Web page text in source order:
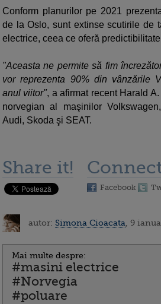
Conform planurilor pe 2021
de la Oslo, sunt extinse scutirile de
electrice, ceea ce oferă
"Aceasta ne permite să fim
vor reprezenta 90% din vânzările
anul viitor", a afirmat recent Harald
norvegian al maşinilor
Audi, Skoda şi SEAT.
Share it!
Facebook
autor: Simona Cioacata , 9
Mai multe despre:
#masini electrice
#Norvegia
#poluare